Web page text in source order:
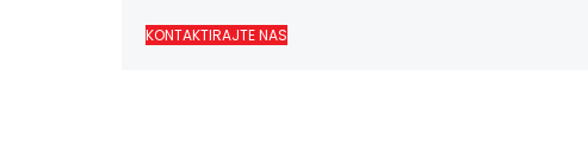
KONTAKTIRAJTE NAS